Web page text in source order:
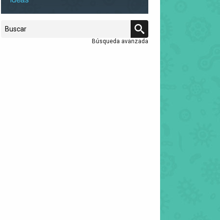
Búsqueda avanzada